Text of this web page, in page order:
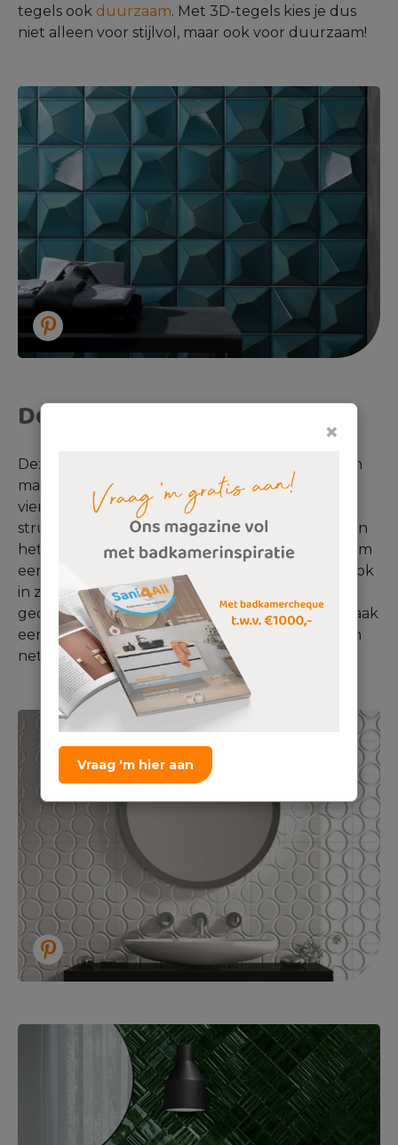
×
Vraag 'm hier aan
tegels ook duurzaam. Met 3D-tegels kies je dus
niet alleen voor stijlvol, maar ook voor duurzaam!
De mogelijkheden
Deze decortegels zijn in alle soorten, kleuren en
maten te verkrijgen. Je hebt tegels in ‘gewone’
vierkanten of rechthoekige vormen die een
structuur of hoogteverschil bevatten. Hierbij kan
het gaan om een simpele structuur, maar ook om
een opvallend
. Maar je hebt deze tegels ook
in zeer bijzondere vormen zoals bladeren of
geometrische vormen. 3D-tegels vormen dus vaak
een echte eyecatcher in de badkamer en geven
net dat beetje extra dan een gewone tegel.